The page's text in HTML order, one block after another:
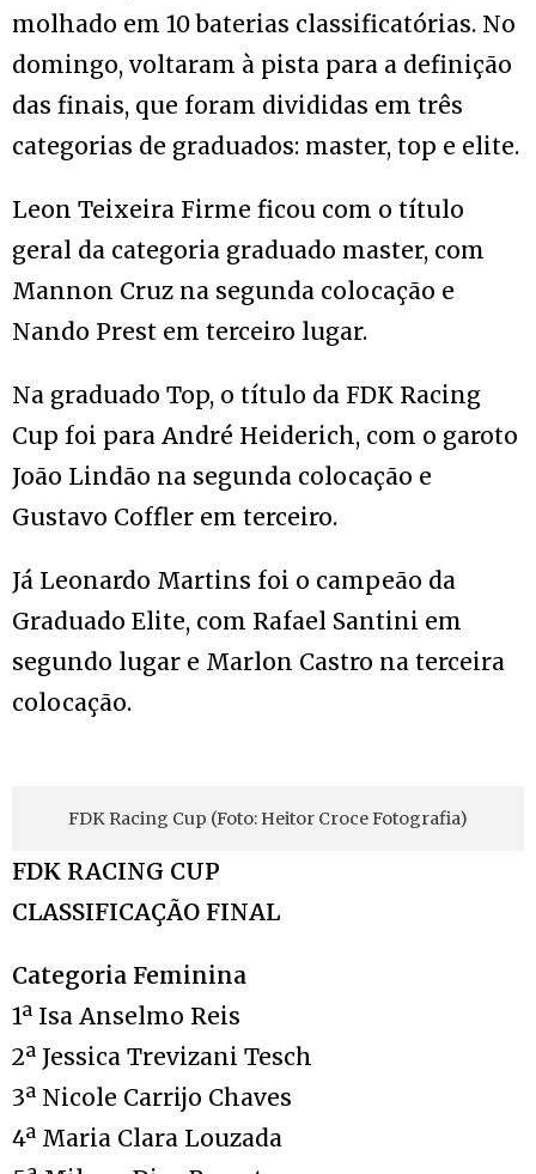
molhado em 10 baterias classificatórias. No
domingo, voltaram à pista para a definição
das finais, que foram divididas em três
categorias de graduados: master, top e elite.
Leon Teixeira Firme ficou com o título
geral da categoria graduado master, com
Mannon Cruz na segunda colocação e
Nando Prest em terceiro lugar.
Na graduado Top, o título da FDK Racing
Cup foi para André Heiderich, com o garoto
João Lindão na segunda colocação e
Gustavo Coffler em terceiro.
Já Leonardo Martins foi o campeão da
Graduado Elite, com Rafael Santini em
segundo lugar e Marlon Castro na terceira
colocação.
FDK Racing Cup (Foto: Heitor Croce Fotografia)
FDK RACING CUP
CLASSIFICAÇÃO FINAL
Categoria Feminina
1ª Isa Anselmo Reis
2ª Jessica Trevizani Tesch
3ª Nicole Carrijo Chaves
4ª Maria Clara Louzada